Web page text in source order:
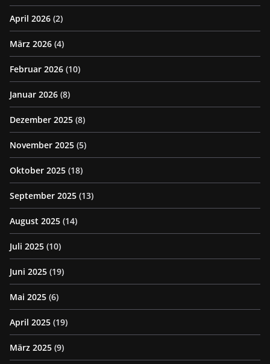
April 2026 (2)
März 2026 (4)
Februar 2026 (10)
Januar 2026 (8)
Dezember 2025 (8)
November 2025 (5)
Oktober 2025 (18)
September 2025 (13)
August 2025 (14)
Juli 2025 (10)
Juni 2025 (19)
Mai 2025 (6)
April 2025 (19)
März 2025 (9)